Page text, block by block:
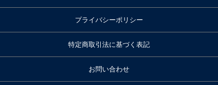
プライバシーポリシー
特定商取引法に基づく表記
お問い合わせ